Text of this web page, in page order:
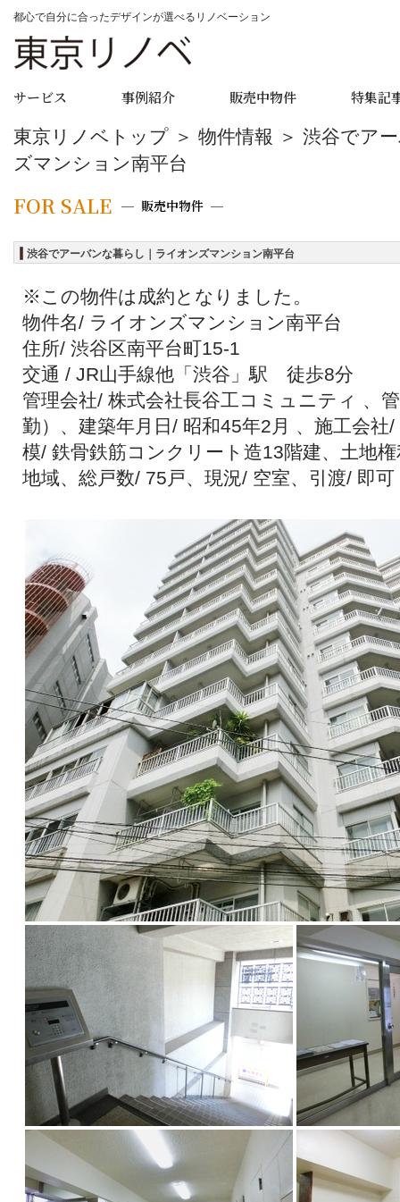
都心で自分に合ったデザインが選べるリノベーション
サービス 事例紹介 販売中物件 特集記
東京リノベトップ ＞ 物件情報 ＞ 渋谷でア
ズマンション南平台
FOR SALE 販売中物件
渋谷でアーバンな暮らし｜ライオンズマンション南平台
※この物件は成約となりました。
物件名/ ライオンズマンション南平台
住所/ 渋谷区南平台町15-1
交通 / JR山手線他「渋谷」駅 徒歩8分
管理会社/ 株式会社長谷工コミュニティ 、
勤）、建築年月日/ 昭和45年2月 、施工会社
模/ 鉄骨鉄筋コンクリート造13階建、土地
地域、総戸数/ 75戸、現況/ 空室、引渡/ 即可